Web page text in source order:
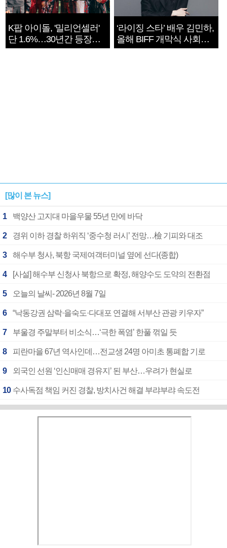
K팝 아이돌, '밀리언셀러'
단 1.6%…30년간 등장
1182개팀 전수조사
‘라이징 스타’ 배우 김민하,
올해 BIFF 개막식 사회자
확정
[많이 본 뉴스]
1 백양산 고지대 마을우물 55년 만에 바닥
2 경위 이하 경찰 하위직 ‘중수청 러시’ 전망…檢 기피와 대조
3 해수부 청사, 북항 국제여객터미널 옆에 선다(종합)
4 [사설] 해수부 신청사 북항으로 확정, 해양수도 도약의 전환점
5 오늘의 날씨- 2026년 8월 7일
6 “낙동강권 삼락·을숙도·다대포 연결해 서부산 관광 키우자”
7 부울경 주말부터 비소식…‘극한 폭염’ 한풀 꺾일 듯
8 피란마을 67년 역사인데…전교생 24명 아미초 통폐합 기로
9 외국인 선원 ‘인신매매 경유지’ 된 부산…우려가 현실로
10 수사독점 책임 커진 경찰, 방치사건 해결 부랴부랴 속도전